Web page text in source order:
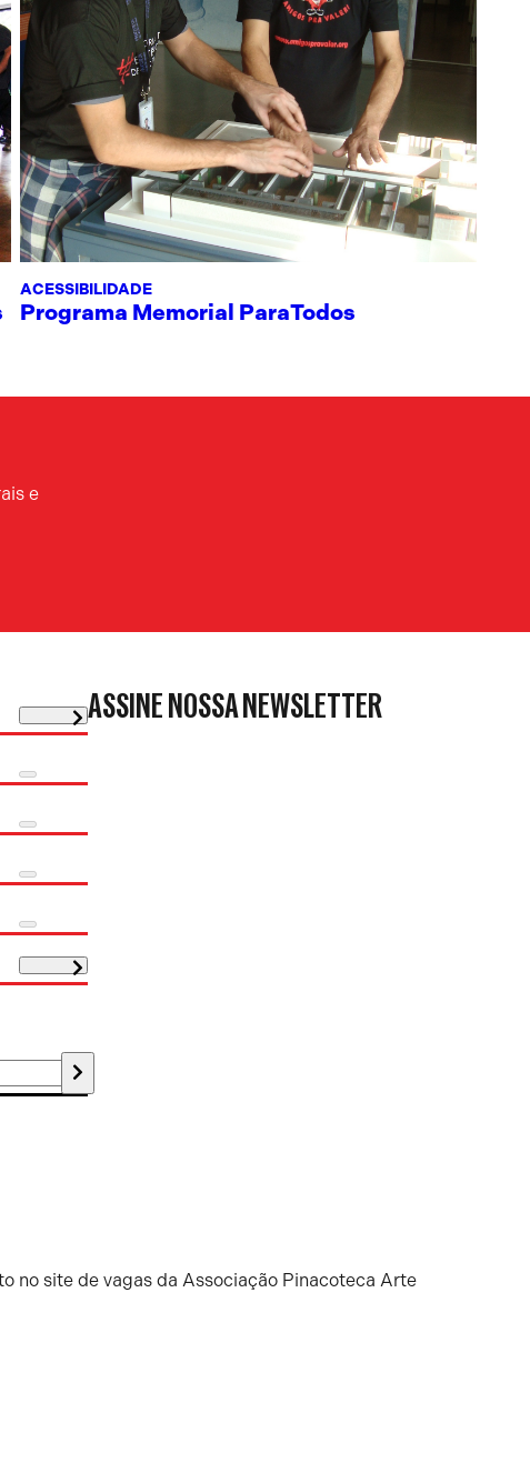
ACESSIBILIDADE
Programa Memorial ParaTodos
e
ASSINE NOSSA NEWSLETTER
no site de vagas da Associação Pinacoteca Arte